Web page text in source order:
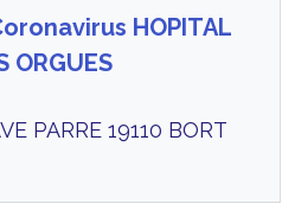
HOPITAL
ORGUES
PARRE 19110 BORT